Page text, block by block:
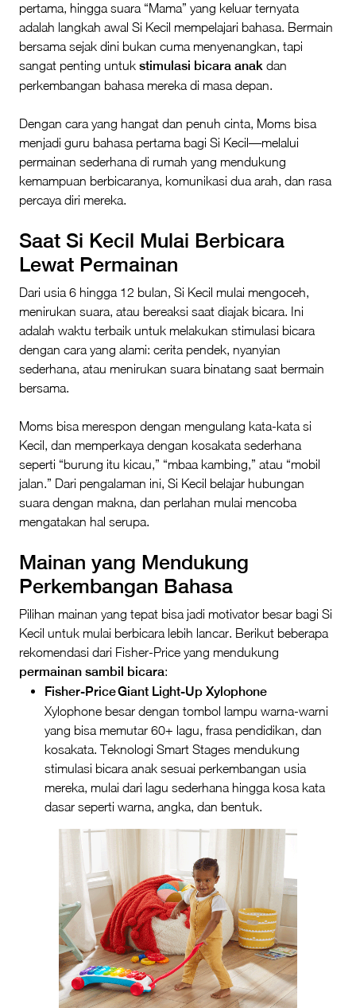
pertama, hingga suara “Mama” yang keluar ternyata
adalah langkah awal Si Kecil mempelajari bahasa. Bermain
bersama sejak dini bukan cuma menyenangkan, tapi
sangat penting untuk stimulasi bicara anak dan
perkembangan bahasa mereka di masa depan.
Dengan cara yang hangat dan penuh cinta, Moms bisa
menjadi guru bahasa pertama bagi Si Kecil—melalui
permainan sederhana di rumah yang mendukung
kemampuan berbicaranya, komunikasi dua arah, dan rasa
percaya diri mereka.
Saat Si Kecil Mulai Berbicara
Lewat Permainan
Dari usia 6 hingga 12 bulan, Si Kecil mulai mengoceh,
menirukan suara, atau bereaksi saat diajak bicara. Ini
adalah waktu terbaik untuk melakukan stimulasi bicara
dengan cara yang alami: cerita pendek, nyanyian
sederhana, atau menirukan suara binatang saat bermain
bersama.
Moms bisa merespon dengan mengulang kata-kata si
Kecil, dan memperkaya dengan kosakata sederhana
seperti “burung itu kicau,” “mbaa kambing,” atau “mobil
jalan.” Dari pengalaman ini, Si Kecil belajar hubungan
suara dengan makna, dan perlahan mulai mencoba
mengatakan hal serupa.
Mainan yang Mendukung
Perkembangan Bahasa
Pilihan mainan yang tepat bisa jadi motivator besar bagi Si
Kecil untuk mulai berbicara lebih lancar. Berikut beberapa
rekomendasi dari Fisher‑Price yang mendukung
permainan sambil bicara:
Fisher‑Price Giant Light‑Up Xylophone
Xylophone besar dengan tombol lampu warna-warni
yang bisa memutar 60+ lagu, frasa pendidikan, dan
kosakata. Teknologi Smart Stages mendukung
stimulasi bicara anak sesuai perkembangan usia
mereka, mulai dari lagu sederhana hingga kosa kata
dasar seperti warna, angka, dan bentuk.